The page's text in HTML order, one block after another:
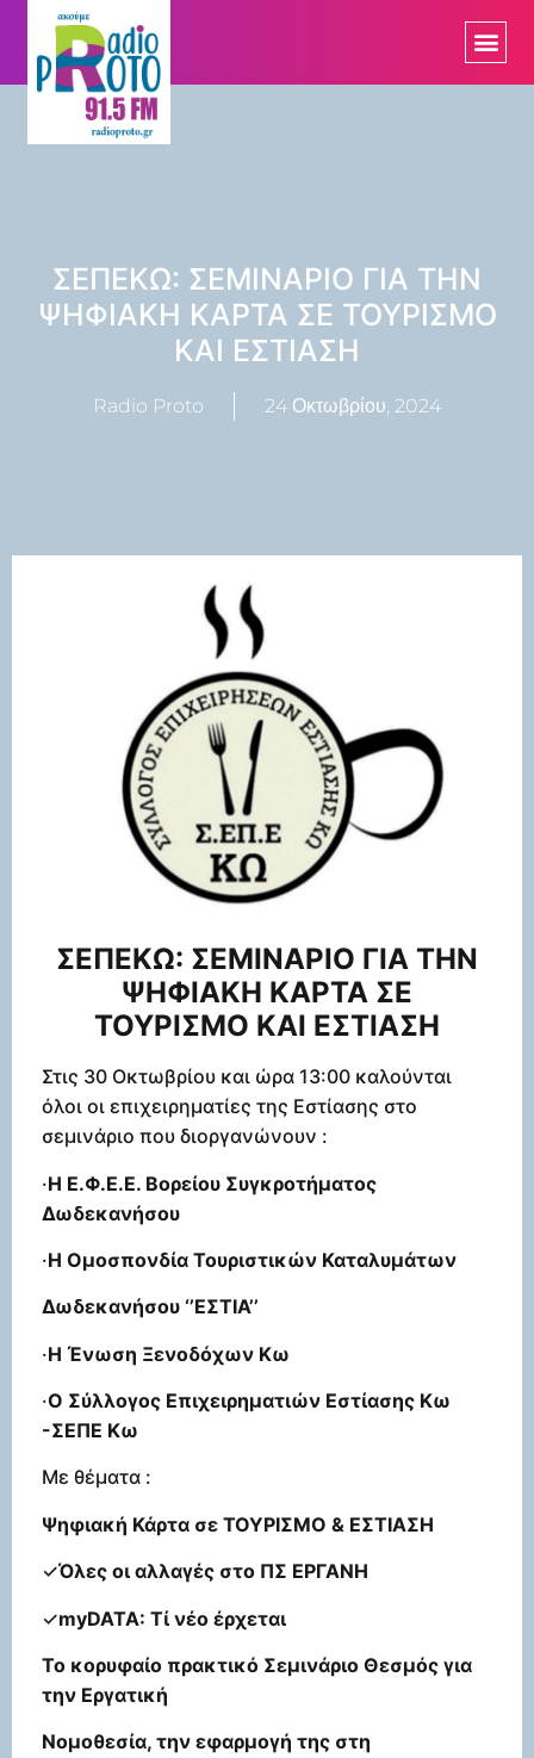
ΣΕΠΕΚΩ: ΣΕΜΙΝΑΡΙΟ ΓΙΑ ΤΗΝ
ΨΗΦΙΑΚΗ ΚΑΡΤΑ ΣΕ ΤΟΥΡΙΣΜΟ
ΚΑΙ ΕΣΤΙΑΣΗ
Radio Proto 24 Οκτωβρίου, 2024
ΣΕΠΕΚΩ: ΣΕΜΙΝΑΡΙΟ ΓΙΑ ΤΗΝ
ΨΗΦΙΑΚΗ ΚΑΡΤΑ ΣΕ
ΤΟΥΡΙΣΜΟ ΚΑΙ ΕΣΤΙΑΣΗ
Στις 30 Οκτωβρίου και ώρα 13:00 καλούνται
όλοι οι επιχειρηματίες της Εστίασης στο
σεμινάριο που διοργανώνουν :
·Η Ε.Φ.Ε.Ε. Βορείου Συγκροτήματος
Δωδεκανήσου
·Η Ομοσπονδία Τουριστικών Καταλυμάτων
Δωδεκανήσου ‘’ΕΣΤΙΑ’’
·Η Ένωση Ξενοδόχων Κω
·Ο Σύλλογος Επιχειρηματιών Εστίασης Κω
-ΣΕΠΕ Κω
Με θέματα :
Ψηφιακή Κάρτα σε ΤΟΥΡΙΣΜΟ & ΕΣΤΙΑΣΗ
✓Όλες οι αλλαγές στο ΠΣ ΕΡΓΑΝΗ
✓myDATA: Τί νέο έρχεται
Το κορυφαίο πρακτικό Σεμινάριο Θεσμός για
την Εργατική
Νομοθεσία, την εφαρμογή της στη